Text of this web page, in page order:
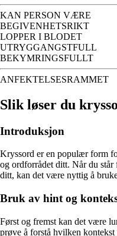
KAN PERSON VÆRE
BEGIVENHETSRIKT
LOPPER I BLODET
UTRYGGANGSTFULL
BEKYMRINGSFULLT
ANFEKTELSESRAMMET
Slik løser du
Introduksjon
Kryssord er en populær form
og ordforrådet ditt. Når du
ditt, kan det være nyttig å
Bruk av hint og
Først og fremst kan det være
prøve å forstå hvilken